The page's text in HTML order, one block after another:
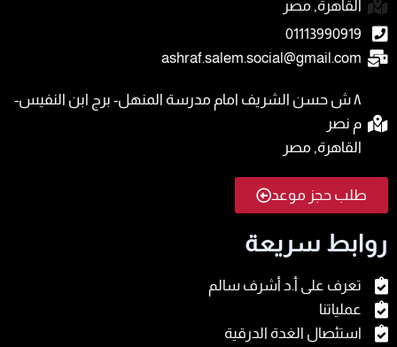
القاهرة, مصر
01113990919
ashraf.salem.social@gmail.com
٨ ش حسن الشريف امام مدرسة المنهل- برج ابن النفيس-
م نصر
القاهرة, مصر
طلب حجز موعد
روابط سريعة
تعرف على أ.د أشرف سالم
عملياتنا
استئصال الغدة الدرقية